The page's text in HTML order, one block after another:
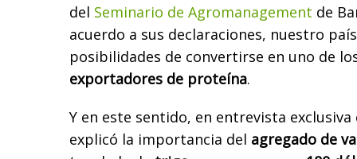
del Seminario de Agromanagement de
acuerdo a sus declaraciones, nuestro
posibilidades de convertirse en uno de
exportadores de proteína.
Y en este sentido, en entrevista
explicó la importancia del agregado de